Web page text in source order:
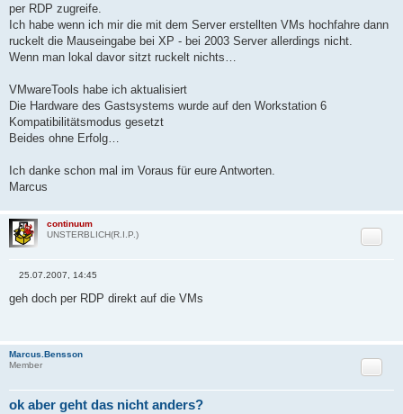
per RDP zugreife.
Ich habe wenn ich mir die mit dem Server erstellten VMs hochfahre dann
ruckelt die Mauseingabe bei XP - bei 2003 Server allerdings nicht.
Wenn man lokal davor sitzt ruckelt nichts…
VMwareTools habe ich aktualisiert
Die Hardware des Gastsystems wurde auf den Workstation 6
Kompatibilitätsmodus gesetzt
Beides ohne Erfolg…
Ich danke schon mal im Voraus für eure Antworten.
Marcus
continuum
UNSTERBLICH(R.I.P.)
Zitat
e
i
g
25.07.2007, 14:45
geh doch per RDP direkt auf die VMs
Marcus.Bensson
Member
ok aber geht das nicht anders?
Zitat